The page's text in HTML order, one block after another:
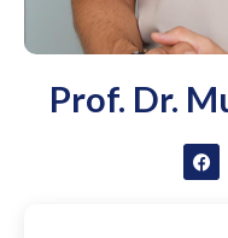
Prof. Dr.